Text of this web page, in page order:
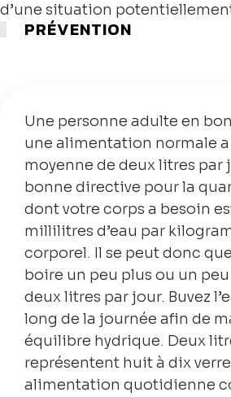
d’une situation
PRÉVENTION
Une personne adulte en
une alimentation normale
moyenne de deux litres par
bonne directive pour la
dont votre corps a besoin
millilitres d’eau par
corporel. Il se peut donc
boire un peu plus ou un
deux litres par jour. Buvez
long de la journée afin de
équilibre hydrique. Deux
représentent huit à dix
alimentation quotidienne